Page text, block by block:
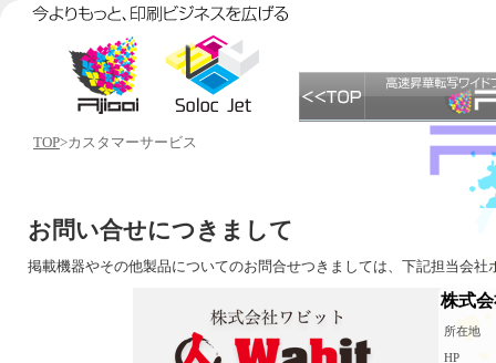
TOP>カスタマーサービス
お問い合せにつきまして
掲載機器やその他製品についてのお問合せつきましては、下記担当会
株式
所在地
HP